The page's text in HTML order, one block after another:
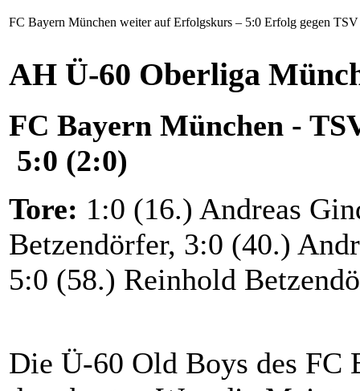
FC Bayern München weiter auf Erfolgskurs – 5:0 Erfolg gegen
AH Ü-60 Oberliga
FC Bayern München -
5:0 (2:0)
Tore: 1:0 (16.) Andreas
Betzendörfer, 3:0 (40.)
5:0 (58.) Reinhold
Die Ü-60 Old Boys des FC